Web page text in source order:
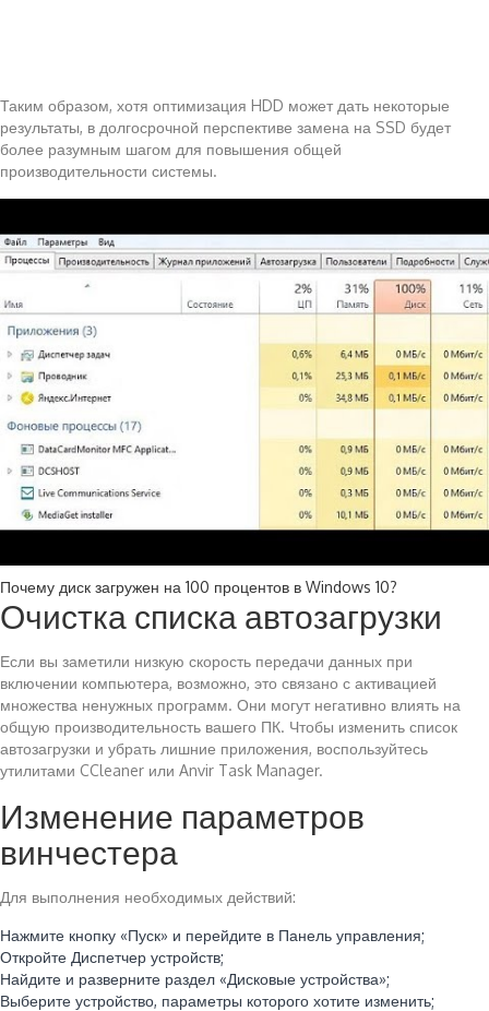
Таким образом, хотя оптимизация HDD может дать некоторые
результаты, в долгосрочной перспективе замена на SSD будет
более разумным шагом для повышения общей
производительности системы.
Почему диск загружен на 100 процентов в Windows 10?
Очистка списка автозагрузки
Если вы заметили низкую скорость передачи данных при
включении компьютера, возможно, это связано с активацией
множества ненужных программ. Они могут негативно влиять на
общую производительность вашего ПК. Чтобы изменить список
автозагрузки и убрать лишние приложения, воспользуйтесь
утилитами CCleaner или Anvir Task Manager.
Изменение параметров
винчестера
Для выполнения необходимых действий:
Нажмите кнопку «Пуск» и перейдите в Панель управления;
Откройте Диспетчер устройств;
Найдите и разверните раздел «Дисковые устройства»;
Выберите устройство, параметры которого хотите изменить;